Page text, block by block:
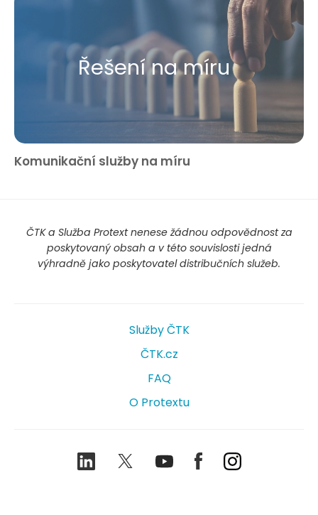
Řešení na míru
Komunikační služby na míru
ČTK a Služba Protext nenese žádnou odpovědnost za
poskytovaný obsah a v této souvislosti jedná
výhradně jako poskytovatel distribučních služeb.
Služby ČTK
ČTK.cz
FAQ
O Protextu
LinkedIn TwitterYoutubeFacebookInstagram